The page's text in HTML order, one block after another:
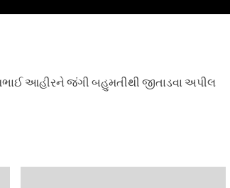
આહીરને જંગી બહુમતીથી જીતાડવા અપીલ